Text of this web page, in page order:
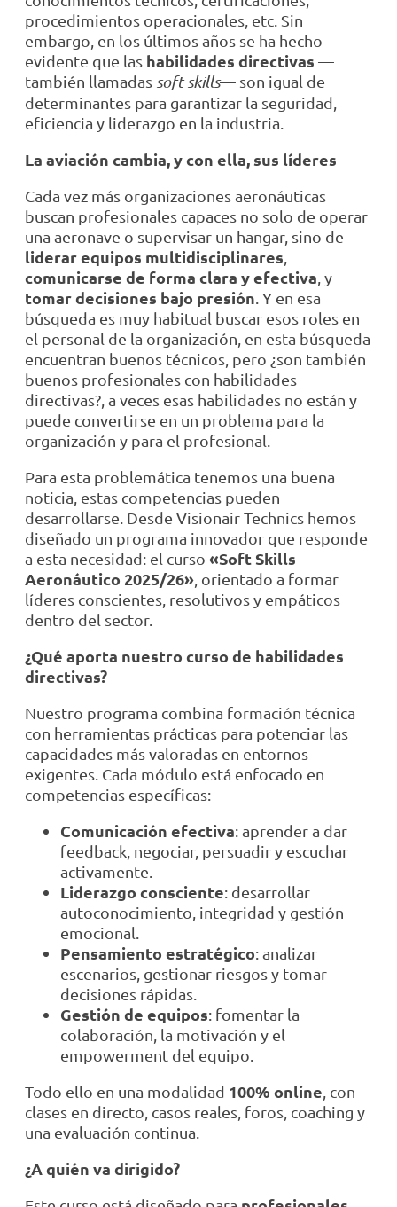
procedimientos operacionales, etc. Sin
embargo, en los últimos años se ha hecho
evidente que las habilidades directivas —
también llamadas soft skills— son igual de
determinantes para garantizar la seguridad,
eficiencia y liderazgo en la industria.
La aviación cambia, y con ella, sus líderes
Cada vez más organizaciones aeronáuticas
buscan profesionales capaces no solo de operar
una aeronave o supervisar un hangar, sino de
liderar equipos multidisciplinares
comunicarse de forma clara y efectiva , y
tomar decisiones bajo presión . Y en esa
búsqueda es muy habitual buscar esos roles en
el personal de la organización, en esta búsqueda
encuentran buenos técnicos, pero ¿son también
buenos profesionales con habilidades
directivas?, a veces esas habilidades no están y
puede convertirse en un problema para la
organización y para el profesional.
Para esta problemática tenemos una buena
noticia, estas competencias pueden
desarrollarse. Desde Visionair Technics hemos
diseñado un programa innovador que responde
a esta necesidad: el curso «Soft Skills
Aeronáutico 2025/26» , orientado a formar
líderes conscientes, resolutivos y empáticos
dentro del sector.
¿Qué aporta nuestro curso de habilidades
directivas?
Nuestro programa combina formación técnica
con herramientas prácticas para potenciar las
capacidades más valoradas en entornos
exigentes. Cada módulo está enfocado en
competencias específicas:
Comunicación efectiva: aprender a dar
feedback, negociar, persuadir y escuchar
activamente.
Liderazgo consciente: desarrollar
autoconocimiento, integridad y gestión
emocional.
Pensamiento estratégico: analizar
escenarios, gestionar riesgos y tomar
decisiones rápidas.
Gestión de equipos: fomentar la
colaboración, la motivación y el
empowerment del equipo.
Todo ello en una modalidad 100% online , con
clases en directo, casos reales, foros, coaching y
una evaluación continua.
¿A quién va dirigido?